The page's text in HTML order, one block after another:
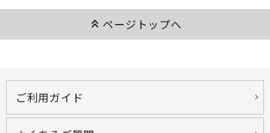
keyboard_double_arrow_up ページトップへ
ご利用ガイド